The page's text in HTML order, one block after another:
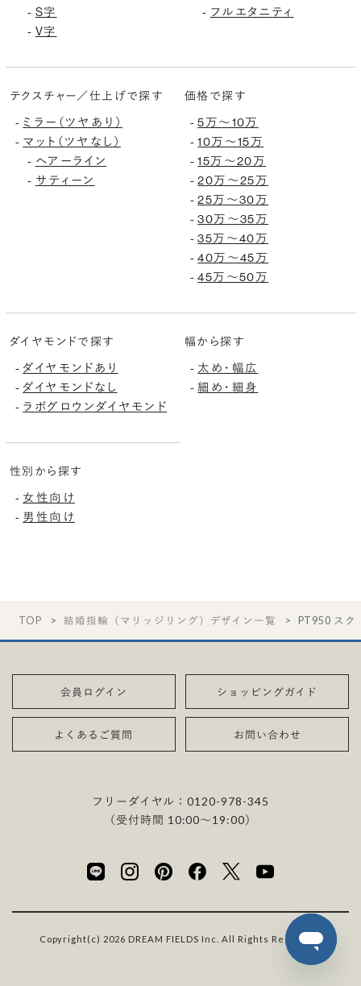
- S字
- V字
- フルエタニティ
テクスチャー／仕上げで探す
- ミラー（ツヤあり）
- マット（ツヤなし）
- ヘアーライン
- サティーン
価格で探す
-5万〜10万
-10万〜15万
-15万〜20万
-20万〜25万
-25万〜30万
-30万〜35万
-35万〜40万
-40万〜45万
-45万〜50万
ダイヤモンドで探す
-ダイヤモンドあり
-ダイヤモンドなし
- ラボグロウンダイヤモンド
幅から探す
- 太め・幅広
-細め・細身
性別から探す
- 女性向け
- 男性向け
TOP 結婚指輪（マリッジリング）デザイン一覧 PT950 ス
会員ログイン ショッピングガイド
よくあるご質問 お問い合わせ
フリーダイヤル：0120-978-345
（受付時間 10:00〜19:00）
Copyright(c) 2026 DREAM FIELDS Inc. All Rights Reserved.